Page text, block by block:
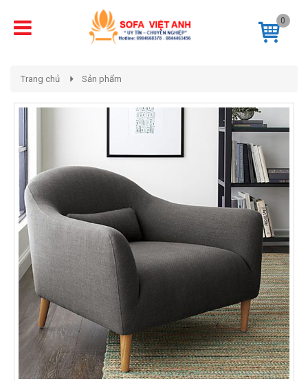
0
Trang chủ Sản phẩm